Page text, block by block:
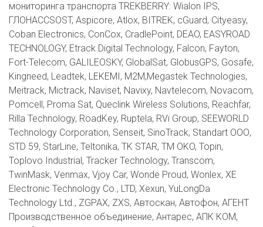
мониторинга транспорта TREKBERRY: Wialon IPS,
ГЛОНАССSOST, Aspicore, Atlox, BITREK, cGuard, Cityeasy,
Coban Electronics, ConCox, CradlePoint, DEAO, EASYROAD
TECHNOLOGY, Etrack Digital Technology, Falcon, Fayton,
Fort-Telecom, GALILEOSKY, GlobalSat, GlobusGPS, Gosafe,
Kingneed, Leadtek, LEKEMI, M2M,Megastek Technologies,
Meitrack, Mictrack, Naviset, Navixy, Navtelecom, Novacom,
Pomcell, Proma Sat, Queclink Wireless Solutions, Reachfar,
Rilla Technology, RoadKey, Ruptela, RVi Group, SEEWORLD
Technology Corporation, Senseit, SinoTrack, Standart ООО,
STD 59, StarLine, Teltonika, TK STAR, TM OKO, Topin,
Toplovo Industrial, Tracker Technology, Transcom,
TwinMask, Venmax, Vjoy Car, Wonde Proud, Wonlex, XE
Electronic Technology Co., LTD, Xexun, YuLongDa
Technology Ltd., ZGPAX, ZXS, Автоскан, Автофон, АГЕНТ
Производственное объединение, Антарес, АПК КОМ,